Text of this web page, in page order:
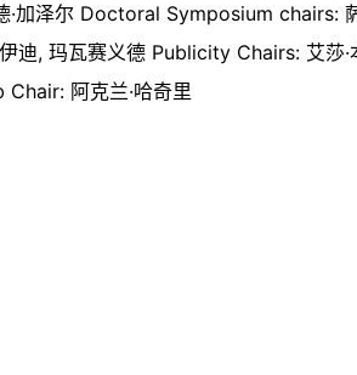
泽尔 Doctoral Symposium chairs: 萨
, 玛瓦赛义德 Publicity Chairs: 艾莎·
阿克兰·哈奇里